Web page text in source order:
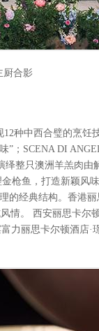
厨合影
种中西合璧的烹饪
”；SCENA DI
绎整只澳洲羊羔肉
枪鱼，打造新颖风
的经典结构。香港丽
情。 西安丽思卡尔
力丽思卡尔顿酒店·